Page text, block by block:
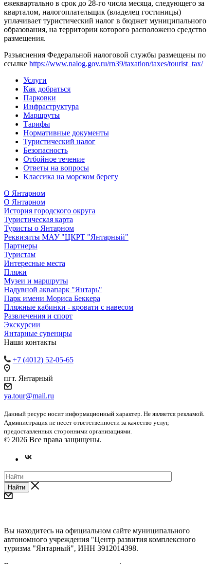
ежеквартально в срок до 28-го числа месяца, следующего за
кварталом, налогоплательщик (владелец гостиницы)
уплачивает туристический налог в бюджет муниципального
образования, на территории которого расположено средство
размещения.
Разъяснения Федеральной налоговой службы размещены по
ссылке https://www.nalog.gov.ru/rn39/taxation/taxes/tourist_tax/
Услуги
Как добраться
Парковки
Инфраструктура
Маршруты
Тарифы
Нормативные документы
Туристический налог
Безопасность
Отбойное течение
Ответы на вопросы
Классика на морском берегу
О Янтарном
О Янтарном
История городского округа
Туристическая карта
Туристы о Янтарном
Реквизиты МАУ "ЦКРТ "Янтарный"
Партнеры
Туристам
Интересные места
Пляжи
Музеи и маршруты
Надувной аквапарк "Янтарь"
Парк имени Мориса Беккера
Пляжные кабинки - кровати с навесом
Развлечения и спорт
Экскурсии
Янтарные сувениры
Наши контакты
+7 (4012) 52-05-65
пгт. Янтарный
ya.tour@mail.ru
Данный ресурс носит информационный характер. Не является рекламой.
Администрация не несет ответственности за качество услуг,
предоставленных сторонними организациями.
© 2026 Все права защищены.
Найти
Вы находитесь на официальном сайте муниципального
автономного учреждения "Центр развития комплексного
туризма "Янтарный", ИНН 3912014398.